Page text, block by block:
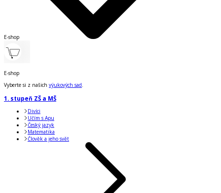
E-shop
E-shop
Vyberte si z našich výukových sad.
1. stupeň ZŠ a MŠ
Divíci
Učím s Apu
Český jazyk
Matematika
Člověk a jeho svět